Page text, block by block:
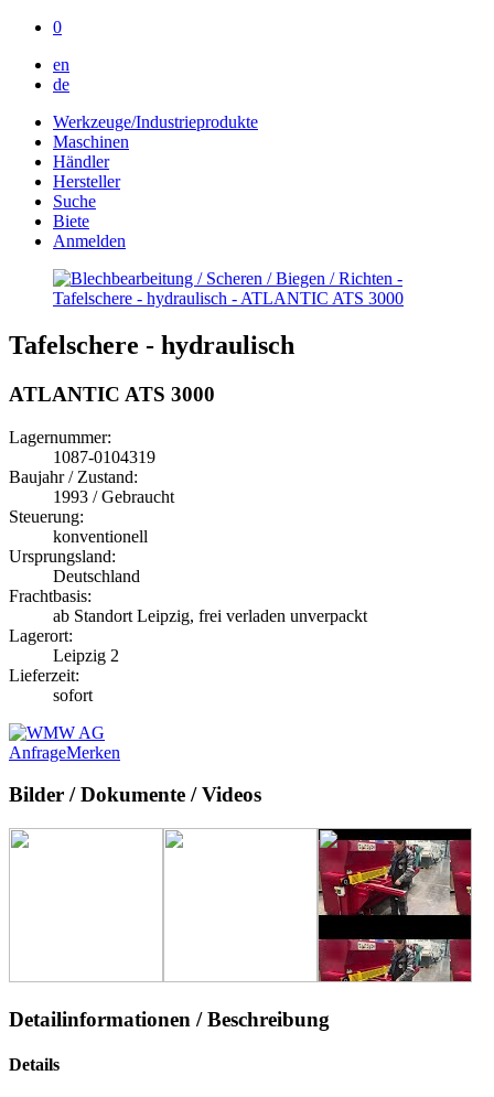
0
en
de
Werkzeuge/Industrieprodukte
Maschinen
Händler
Hersteller
Suche
Biete
Anmelden
Tafelschere - hydraulisch
ATLANTIC ATS 3000
Lagernummer:
1087-0104319
Baujahr / Zustand:
1993 / Gebraucht
Steuerung:
konventionell
Ursprungsland:
Deutschland
Frachtbasis:
ab Standort Leipzig, frei verladen unverpackt
Lagerort:
Leipzig 2
Lieferzeit:
sofort
AnfrageMerken
Bilder / Dokumente / Videos
Detailinformationen / Beschreibung
Details